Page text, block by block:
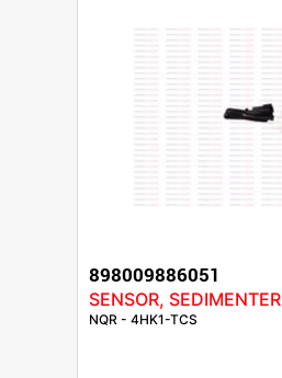
898009886051
SENSOR, SEDIMENTER
NQR - 4HK1-TCS